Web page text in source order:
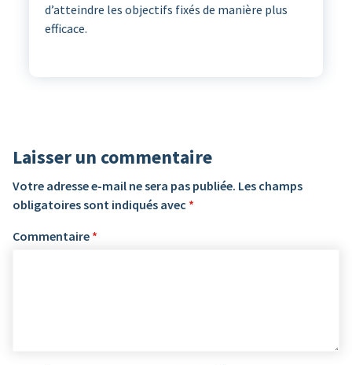
d’atteindre les objectifs fixés de manière plus
efficace.
Laisser un commentaire
Votre adresse e-mail ne sera pas publiée. Les champs
obligatoires sont indiqués avec *
Commentaire *